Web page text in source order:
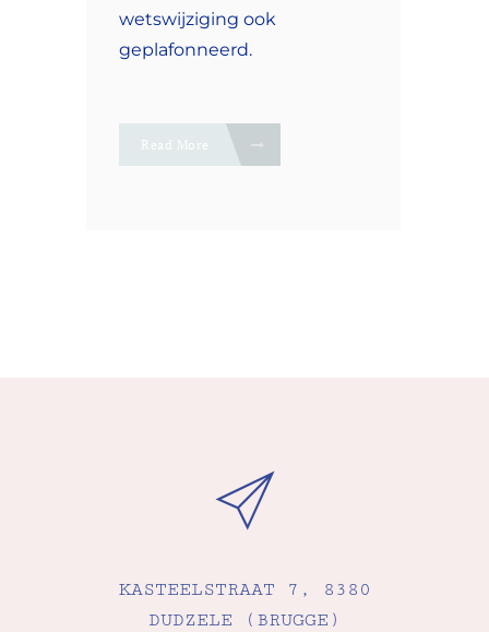
wetswijziging ook
geplafonneerd.
Read More
KASTEELSTRAAT 7, 8380
DUDZELE (BRUGGE)